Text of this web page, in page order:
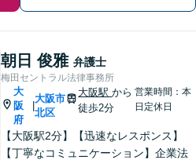
朝日 俊雅 弁護士
梅田セントラル法律事務所
大
阪
府
大阪市
北区
大阪駅から
徒歩2分
営業時間：本
日定休日
【大阪駅2分】【迅速なレスポンス】
【丁寧なコミュニケーション】企業法